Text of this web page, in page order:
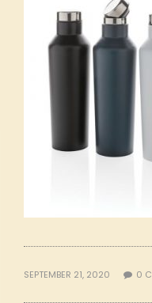
SEPTEMBER 21, 2020 0